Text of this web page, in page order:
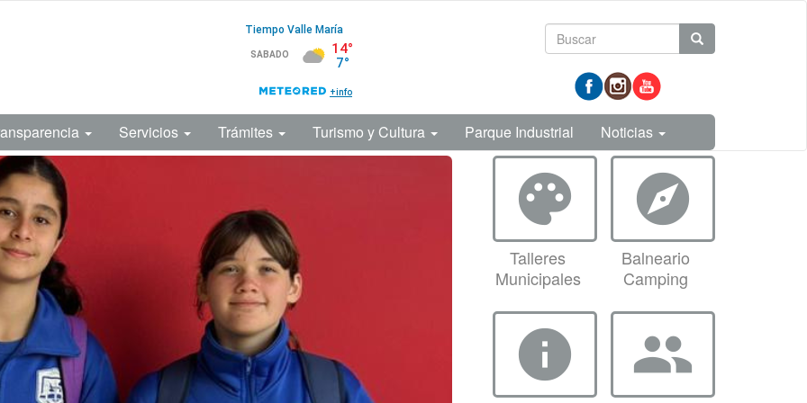
Formulario
de
búsqueda
Servicios Trámites Turismo y Cultura Parque Industrial Noticias
palette
Talleres
Municipales
explore
Balneario
Camping
info group